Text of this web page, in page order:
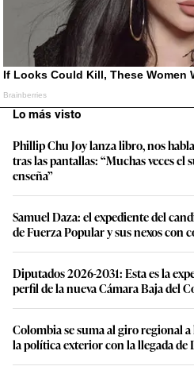
Lo más visto
Phillip Chu Joy lanza libro, nos
tras las pantallas: “Muchas veces
enseña”
Samuel Daza: el expediente del
de Fuerza Popular y sus nexos con
Diputados 2026-2031: Esta es la
perfil de la nueva Cámara Baja del
Colombia se suma al giro regional
la política exterior con la llegada de